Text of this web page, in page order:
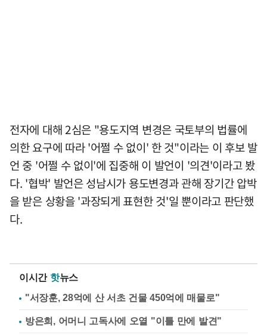
전자에 대해 2심은 "용도지역 변경은 국토부의 법률에
의한 요구에 따라 '어쩔 수 없이' 한 것"이라는 이 후보 발
언 중 '어쩔 수 없이'에 집중해 이 발언이 '의견'이라고 봤
다. '협박' 발언은 성남시가 용도변경과 관해 장기간 압박
을 받은 상황을 '과장되게 표현한 것'일 뿐이라고 판단했
다.
이시간 핫뉴스
"서장훈, 28억에 산 서초 건물 450억에 매물로"
방은희, 어머니 고독사에 오열 "이틀 만에 발견"